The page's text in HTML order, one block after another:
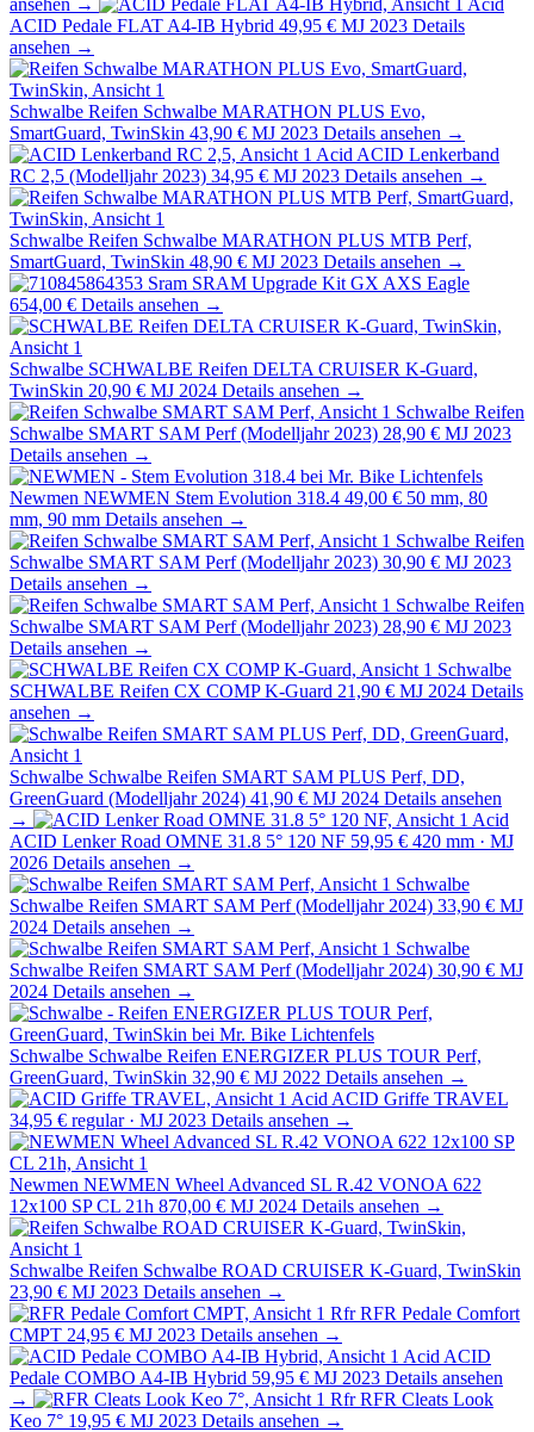
ACID Pedale FLAT A4-IB Hybrid 49,95 € MJ 2023 Details
ansehen →
Schwalbe Reifen Schwalbe MARATHON PLUS Evo,
SmartGuard, TwinSkin 43,90 € MJ 2023 Details ansehen →
Acid ACID Lenkerband
RC 2,5 (Modelljahr 2023) 34,95 € MJ 2023 Details ansehen →
Schwalbe Reifen Schwalbe MARATHON PLUS MTB Perf,
SmartGuard, TwinSkin 48,90 € MJ 2023 Details ansehen →
Sram SRAM Upgrade Kit GX AXS Eagle
654,00 € Details ansehen →
Schwalbe SCHWALBE Reifen DELTA CRUISER K-Guard,
TwinSkin 20,90 € MJ 2024 Details ansehen →
Schwalbe Reifen
Schwalbe SMART SAM Perf (Modelljahr 2023) 28,90 € MJ 2023
Details ansehen →
Newmen NEWMEN Stem Evolution 318.4 49,00 € 50 mm, 80
mm, 90 mm Details ansehen →
Schwalbe Reifen
Schwalbe SMART SAM Perf (Modelljahr 2023) 30,90 € MJ 2023
Details ansehen →
Schwalbe Reifen
Schwalbe SMART SAM Perf (Modelljahr 2023) 28,90 € MJ 2023
Details ansehen →
Schwalbe
SCHWALBE Reifen CX COMP K-Guard 21,90 € MJ 2024 Details
ansehen →
Schwalbe Schwalbe Reifen SMART SAM PLUS Perf, DD,
GreenGuard (Modelljahr 2024) 41,90 € MJ 2024 Details ansehen
→
Acid
ACID Lenker Road OMNE 31.8 5° 120 NF 59,95 € 420 mm · MJ
2026 Details ansehen →
Schwalbe
Schwalbe Reifen SMART SAM Perf (Modelljahr 2024) 33,90 € MJ
2024 Details ansehen →
Schwalbe
Schwalbe Reifen SMART SAM Perf (Modelljahr 2024) 30,90 € MJ
2024 Details ansehen →
Schwalbe Schwalbe Reifen ENERGIZER PLUS TOUR Perf,
GreenGuard, TwinSkin 32,90 € MJ 2022 Details ansehen →
Acid ACID Griffe TRAVEL
34,95 € regular · MJ 2023 Details ansehen →
Newmen NEWMEN Wheel Advanced SL R.42 VONOA 622
12x100 SP CL 21h 870,00 € MJ 2024 Details ansehen →
Schwalbe Reifen Schwalbe ROAD CRUISER K-Guard, TwinSkin
23,90 € MJ 2023 Details ansehen →
Rfr RFR Pedale Comfort
CMPT 24,95 € MJ 2023 Details ansehen →
Acid ACID
Pedale COMBO A4-IB Hybrid 59,95 € MJ 2023 Details ansehen
→
Rfr RFR Cleats Look
Keo 7° 19,95 € MJ 2023 Details ansehen →